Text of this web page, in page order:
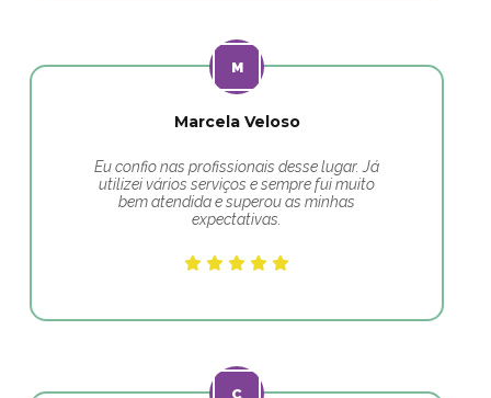
Marcela Veloso
Eu confio nas profissionais desse lugar. Já
utilizei vários serviços e sempre fui muito
bem atendida e superou as minhas
expectativas.